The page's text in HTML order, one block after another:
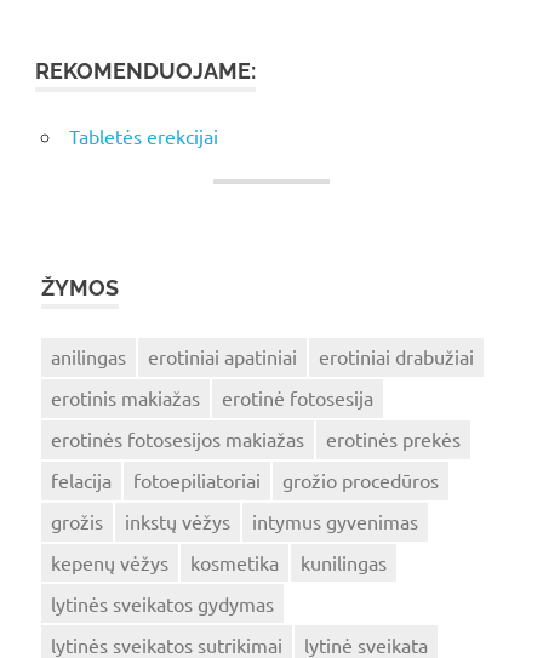
REKOMENDUOJAME:
Tabletės erekcijai
ŽYMOS
anilingas erotiniai apatiniai
erotiniai drabužiai
erotinis makiažas
erotinė fotosesija
erotinės fotosesijos makiažas
erotinės prekės
felacija
fotoepiliatoriai
grožio procedūros
grožis
inkstų vėžys
intymus gyvenimas
kepenų vėžys
kosmetika
kunilingas
lytinės sveikatos gydymas
lytinės sveikatos sutrikimai
lytinė sveikata